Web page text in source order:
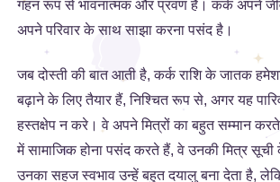
गहन रूप से भावनात्मक और प्रवण हैं। कर्क अपने
अपने परिवार के साथ साझा करना पसंद है।
जब दोस्ती की बात आती है, कर्क राशि के जातक
बढ़ाने के लिए तैयार हैं, निश्चित रूप से, अगर यह
हस्तक्षेप न करे। वे अपने मित्रों का बहुत सम्मान
में सामाजिक होना पसंद करते हैं, वे उनकी मित्र सूची
उनका सहज स्वभाव उन्हें बहुत दयालु बना देता है,